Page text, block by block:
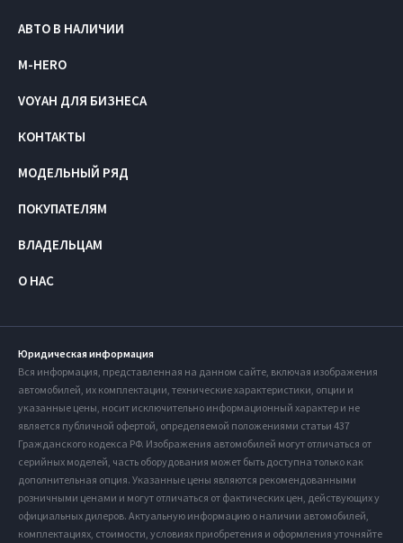
АВТО В НАЛИЧИИ
M-HERO
VOYAH ДЛЯ БИЗНЕСА
КОНТАКТЫ
МОДЕЛЬНЫЙ РЯД
ПОКУПАТЕЛЯМ
ВЛАДЕЛЬЦАМ
О НАС
Юридическая информация
Вся информация, представленная на данном сайте, включая изображения
автомобилей, их комплектации, технические характеристики, опции и
указанные цены, носит исключительно информационный характер и не
является публичной офертой, определяемой положениями статьи 437
Гражданского кодекса РФ. Изображения автомобилей могут отличаться от
серийных моделей, часть оборудования может быть доступна только как
дополнительная опция. Указанные цены являются рекомендованными
розничными ценами и могут отличаться от фактических цен, действующих у
официальных дилеров. Актуальную информацию о наличии автомобилей,
комплектациях, стоимости, условиях приобретения и оформления уточняйте